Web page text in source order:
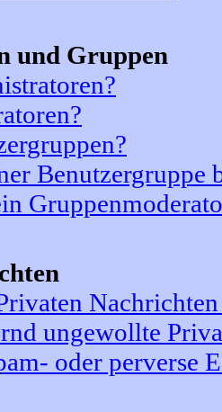
und Gruppen
Benutzergruppe
ungewollte
oder perverse